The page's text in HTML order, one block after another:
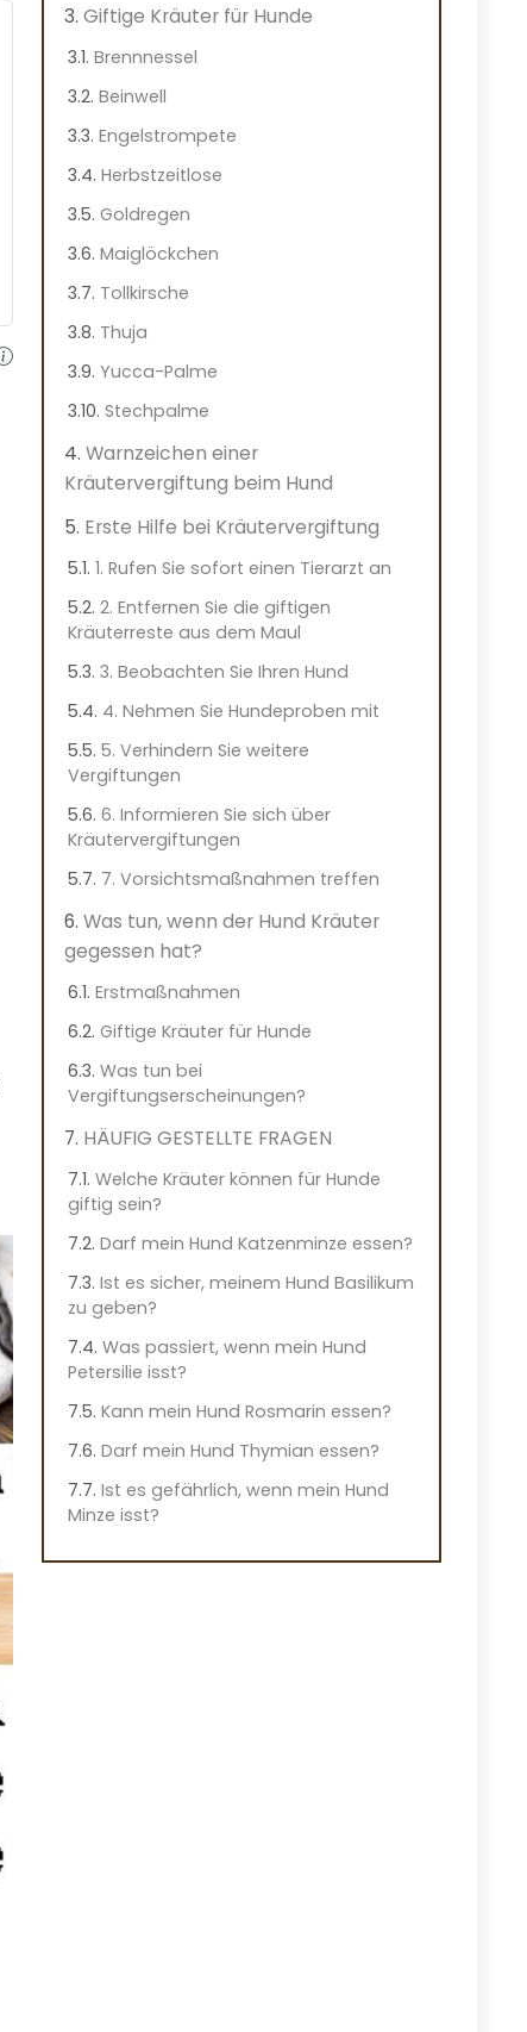
Giftige Kräuter für Hunde
Brennnessel
Beinwell
Engelstrompete
Herbstzeitlose
Goldregen
Maiglöckchen
Tollkirsche
Thuja
Yucca-Palme
Stechpalme
Warnzeichen einer
Kräutervergiftung beim Hund
Erste Hilfe bei Kräutervergiftung
1. Rufen Sie sofort einen Tierarzt an
2. Entfernen Sie die giftigen
Kräuterreste aus dem Maul
3. Beobachten Sie Ihren Hund
4. Nehmen Sie Hundeproben mit
5. Verhindern Sie weitere
Vergiftungen
6. Informieren Sie sich über
Kräutervergiftungen
7. Vorsichtsmaßnahmen treffen
Was tun, wenn der Hund Kräuter
gegessen hat?
Erstmaßnahmen
Giftige Kräuter für Hunde
Was tun bei
Vergiftungserscheinungen?
HÄUFIG GESTELLTE FRAGEN
Welche Kräuter können für Hunde
giftig sein?
Darf mein Hund Katzenminze essen?
Ist es sicher, meinem Hund Basilikum
zu geben?
Was passiert, wenn mein Hund
Petersilie isst?
Kann mein Hund Rosmarin essen?
Darf mein Hund Thymian essen?
Ist es gefährlich, wenn mein Hund
Minze isst?